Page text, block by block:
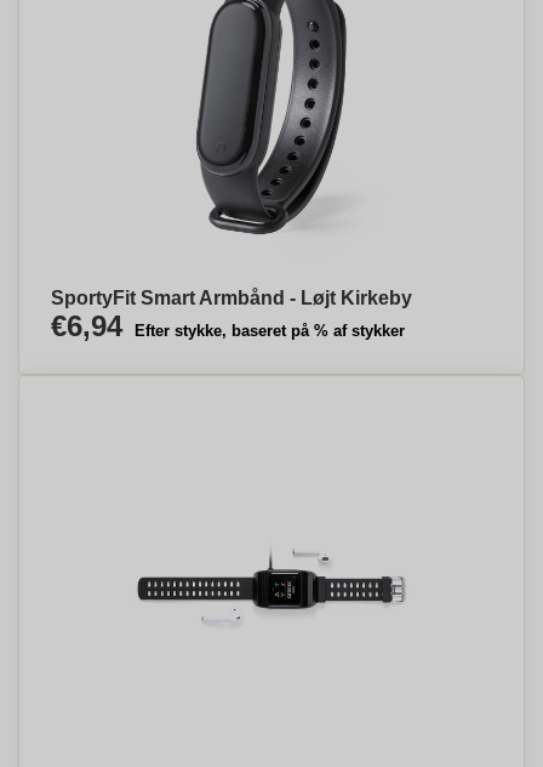
SportyFit Smart Armbånd - Løjt Kirkeby
€6,94 Efter stykke, baseret på % af stykker